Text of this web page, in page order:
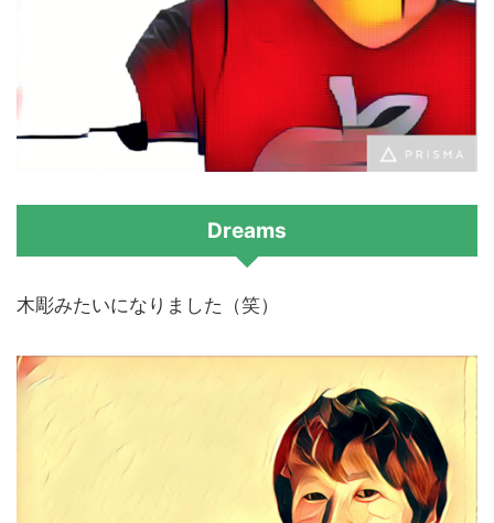
Dreams
木彫みたいになりました（笑）